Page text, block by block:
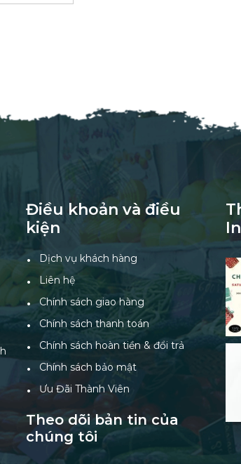
Điều khoản và điều
kiện
Dịch vụ khách hàng
Liên hệ
Chính sách giao hàng
Chính sách thanh toán
Chính sách hoàn tiền & đổi trả
Chính sách bảo mật
Ưu Đãi Thành Viên
Theo dõi bản tin của
chúng tôi